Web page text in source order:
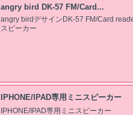
angry bird DK-57 FM/Card...
angry birdデサインDK-57 FM/Card
スピーカー
IPHONE/IPAD専用ミニスピーカー
IPHONE/IPAD専用ミニスピーカー